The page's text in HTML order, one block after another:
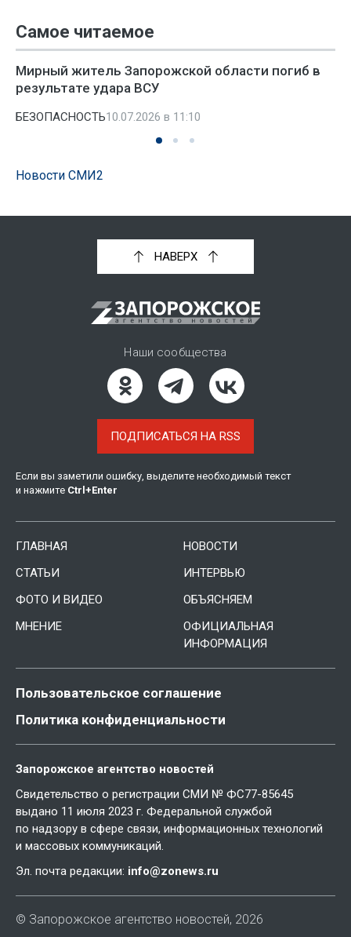
Самое читаемое
Мирный житель Запорожской области погиб в
результате удара ВСУ
БЕЗОПАСНОСТЬ10.07.2026 в 11:10
Новости СМИ2
НАВЕРХ
Наши сообщества
ПОДПИСАТЬСЯ НА RSS
Если вы заметили ошибку, выделите необходимый текст
и нажмите Ctrl +Enter
ГЛАВНАЯ
НОВОСТИ
СТАТЬИ
ИНТЕРВЬЮ
ФОТО И ВИДЕО
ОБЪЯСНЯЕМ
МНЕНИЕ
ОФИЦИАЛЬНАЯ
ИНФОРМАЦИЯ
Пользовательское соглашение
Политика конфиденциальности
Запорожское агентство новостей
Свидетельство о регистрации СМИ № ФС77-85645
выдано 11 июля 2023 г. Федеральной службой
по надзору в сфере связи, информационных технологий
и массовых коммуникаций.
Эл. почта редакции: info@zonews.ru
© Запорожское агентство новостей, 2026